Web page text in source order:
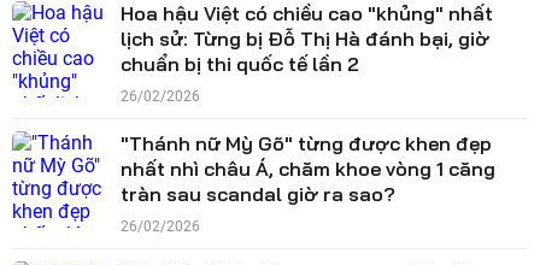
Hoa hậu Việt có chiều cao "khủng" nhất
lịch sử: Từng bị Đỗ Thị Hà đánh bại, giờ
chuẩn bị thi quốc tế lần 2
26/02/2026
"Thánh nữ Mỳ Gõ" từng được khen đẹp
nhất nhì châu Á, chăm khoe vòng 1 căng
tràn sau scandal giờ ra sao?
26/02/2026